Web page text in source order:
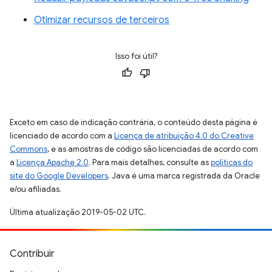
Otimizar recursos de terceiros
Isso foi útil?
Exceto em caso de indicação contrária, o conteúdo desta página é
licenciado de acordo com a Licença de atribuição 4.0 do Creative
Commons, e as amostras de código são licenciadas de acordo com
a Licença Apache 2.0. Para mais detalhes, consulte aspolíticas do
site do Google Developers. Java é uma marca registrada da Oracle
e/ou afiliadas.
Última atualização 2019-05-02 UTC.
Contribuir